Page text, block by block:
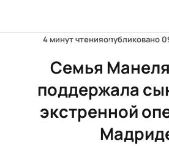
4 минут чтенияопубликовано
Семья
поддержала
экстренной